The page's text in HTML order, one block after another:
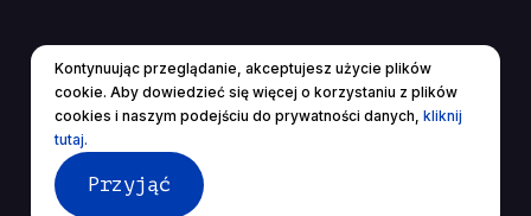
Kontynuując przeglądanie, akceptujesz użycie plików
cookie. Aby dowiedzieć się więcej o korzystaniu z plików
cookies i naszym podejściu do prywatności danych, kliknij
tutaj.
Przyjąć
PL
© 2025 Wszelkie prawa zastrzeżone.